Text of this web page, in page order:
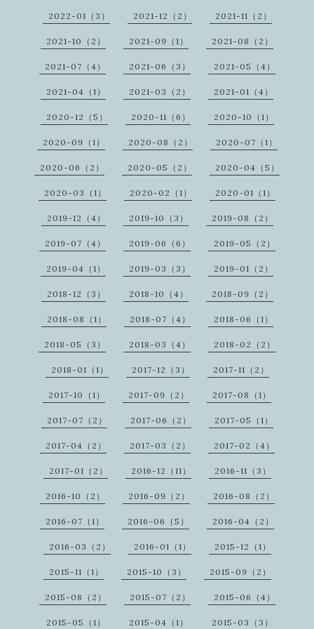
2022-01（3） 2021-12（2） 2021-11（2）
2021-10（2） 2021-09（1） 2021-08（2）
2021-07（4） 2021-06（3） 2021-05（4）
2021-04（1） 2021-03（2） 2021-01（4）
2020-12（5） 2020-11（6） 2020-10（1）
2020-09（1） 2020-08（2） 2020-07（1）
2020-06（2） 2020-05（2） 2020-04（5）
2020-03（1） 2020-02（1） 2020-01（1）
2019-12（4） 2019-10（3） 2019-08（2）
2019-07（4） 2019-06（6） 2019-05（2）
2019-04（1） 2019-03（3） 2019-01（2）
2018-12（3） 2018-10（4） 2018-09（2）
2018-08（1） 2018-07（4） 2018-06（1）
2018-05（3） 2018-03（4） 2018-02（2）
2018-01（1） 2017-12（3） 2017-11（2）
2017-10（1） 2017-09（2） 2017-08（1）
2017-07（2） 2017-06（2） 2017-05（1）
2017-04（2） 2017-03（2） 2017-02（4）
2017-01（2） 2016-12（11） 2016-11（3）
2016-10（2） 2016-09（2） 2016-08（2）
2016-07（1） 2016-06（5） 2016-04（2）
2016-03（2） 2016-01（1） 2015-12（1）
2015-11（1） 2015-10（3） 2015-09（2）
2015-08（2） 2015-07（2） 2015-06（4）
2015-05（1） 2015-04（1） 2015-03（3）